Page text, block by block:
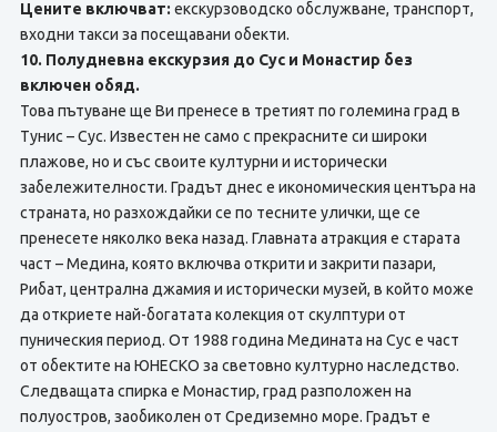
Цените включват: екскурзоводско обслужване, транспорт,
входни такси за посещавани обекти.
10. Полудневна екскурзия до Сус и Монастир без
включен обяд.
Това пътуване ще Ви пренесе в третият по големина град в
Тунис – Сус. Известен не само с прекрасните си широки
плажове, но и със своите културни и исторически
забележителности. Градът днес е икономическия центъра на
страната, но разхождайки се по тесните улички, ще се
пренесете няколко века назад. Главната атракция е старата
част – Медина, която включва открити и закрити пазари,
Рибат, централна джамия и исторически музей, в който може
да откриете най-богатата колекция от скулптури от
пуническия период. От 1988 година Медината на Сус е част
от обектите на ЮНЕСКО за световно културно наследство.
Следващата спирка е Монастир, град разположен на
полуостров, заобиколен от Средиземно море. Градът е